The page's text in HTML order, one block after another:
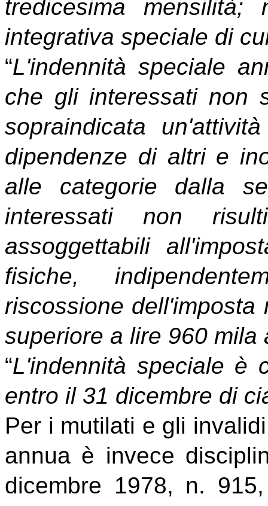
tredicesima
integrativa speciale di
“L'indennità speciale
che gli interessati non
sopraindicata
dipendenze di altri e
alle categorie dalla
interessati non
assoggettabili
fisiche,
riscossione dell'imposta
superiore a lire 960 mila
“L'indennità speciale è
entro il 31 dicembre di
Per i mutilati e gli
annua è invece
dicembre 1978, n.